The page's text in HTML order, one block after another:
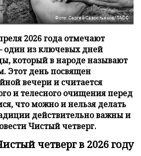
Фото: Сергей Савостьянов/ТАСС
2026 года отмечают
один из ключевых дней
который в народе называют
Этот день посвящен
вечери и считается
и телесного очищения перед
что можно и нельзя делать
действительно важны и
Чистый четверг.
четверг в 2026 году